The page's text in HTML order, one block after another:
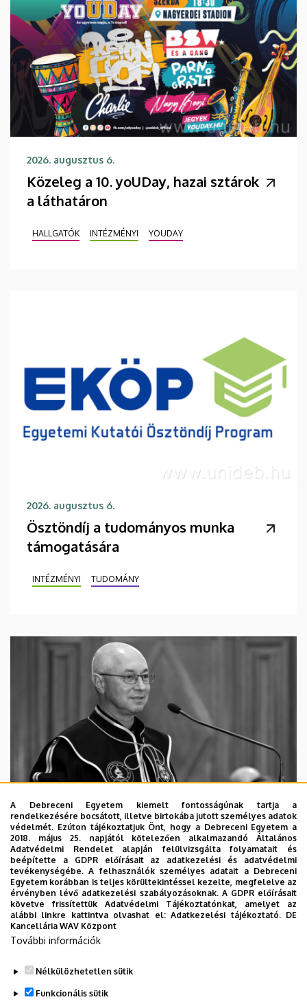
2026. augusztus 6.
Közeleg a 10. yoUDay, hazai sztárok
a láthatáron
HALLGATÓK INTÉZMÉNYI YOUDAY
2026. augusztus 6.
Ösztöndíj a tudományos munka
támogatására
INTÉZMÉNYI TUDOMÁNY
2026. augusztus 5.
Díszdoktorát gyászolja a Debreceni
Egyetem
INTÉZMÉNYI TTK TUDOMÁNY
A Debreceni Egyetem kiemelt fontosságúnak tartja a
rendelkezésére bocsátott, illetve birtokába jutott személyes adatok
védelmét. Ezúton tájékoztatjuk Önt, hogy a Debreceni Egyetem a
2018. május 25. napjától kötelezően alkalmazandó Általános
Adatvédelmi Rendelet alapján felülvizsgálta folyamatait és
beépítette a GDPR előírásait az adatkezelési és adatvédelmi
tevékenységébe. A felhasználók személyes adatait a Debreceni
Egyetem korábban is teljes körültekintéssel kezelte, megfelelve az
érvényben lévő adatkezelési szabályozásoknak. A GDPR előírásait
követve frissítettük Adatvédelmi Tájékoztatónkat, amelyet az
alábbi linkre kattintva olvashat el:Adatkezelési tájékoztató. DE
Kancellária WAV Központ
További információk
Nélkülözhetetlen sütik
Funkcionális sütik